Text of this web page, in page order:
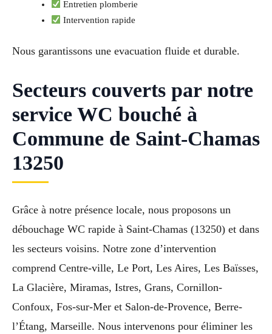
Entretien plomberie
Intervention rapide
Nous garantissons une evacuation fluide et durable.
Secteurs couverts par notre
service WC bouché à
Commune de Saint-Chamas
13250
Grâce à notre présence locale, nous proposons un
débouchage WC rapide à Saint-Chamas (13250) et dans
les secteurs voisins. Notre zone d’intervention
comprend Centre-ville, Le Port, Les Aires, Les Baïsses,
La Glacière, Miramas, Istres, Grans, Cornillon-
Confoux, Fos-sur-Mer et Salon-de-Provence, Berre-
l’Étang, Marseille. Nous intervenons pour éliminer les